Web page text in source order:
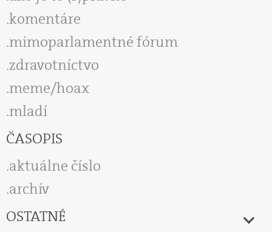
komentáre
mimoparlamentné fórum
zdravotníctvo
meme/hoax
mladí
ČASOPIS
aktuálne číslo
archív
OSTATNÉ